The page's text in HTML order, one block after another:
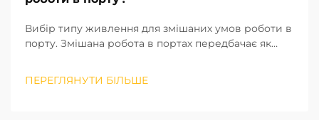
Вибір типу живлення для змішаних умов роботи в
порту. Змішана робота в портах передбачає як
розвантаження на відкритих територіях. Тому тип
ПЕРЕГЛЯНУТИ БІЛЬШЕ